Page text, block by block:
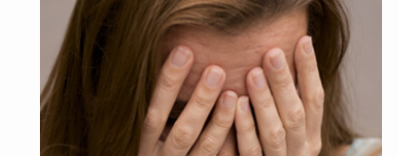
栓抜きの代用品9つ！栓抜きない場合に代わりにな
冷えた瓶ビールを開けようと思ったら栓抜きがない！困りま